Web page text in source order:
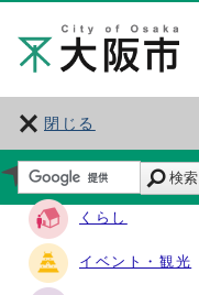
閉じる
サイト・ナビ
くらし
イベント・観光
検索